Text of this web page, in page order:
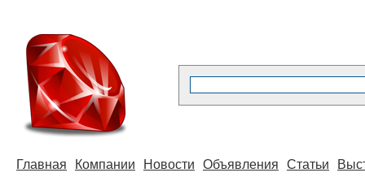
Главная Компании Новости Объявления Статьи